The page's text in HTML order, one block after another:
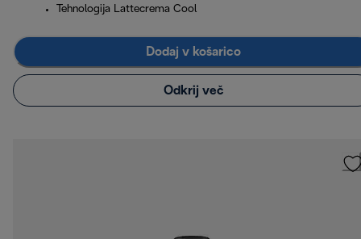
Tehnologija Lattecrema Cool
Dodaj v košarico
Odkrij več